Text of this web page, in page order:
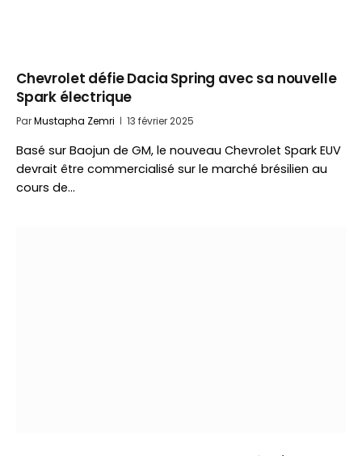
Chevrolet défie Dacia Spring avec sa nouvelle
Spark électrique
ParMustapha Zemri 13 février 2025
Basé sur Baojun de GM, le nouveau Chevrolet Spark EUV
devrait être commercialisé sur le marché brésilien au
cours de…